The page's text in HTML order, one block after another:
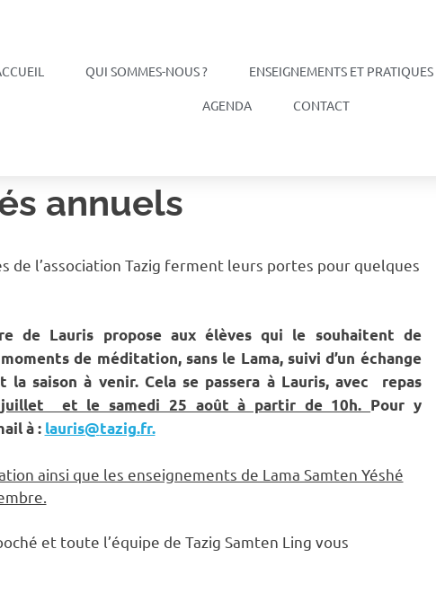
QUI SOMMES-NOUS ? ENSEIGNEMENTS ET PRATIQUES
AGENDA CONTACT
annuels
de l’association Tazig ferment leurs portes pour quelques
de Lauris propose aux élèves qui le souhaitent de
de méditation, sans le Lama, suivi d’un échange
la saison à venir. Cela se passera à Lauris, avec repas
juillet et le samedi 25 août à partir de 10h. Pour y
à : lauris@tazig.fr.
ainsi que les enseignements de Lama Samten Yéshé
et toute l’équipe de Tazig Samten Ling vous